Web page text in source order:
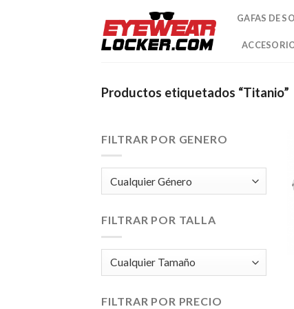
GAFAS DE
Productos etiquetados “Titanio”
FILTRAR POR GENERO
FILTRAR POR TALLA
FILTRAR POR PRECIO